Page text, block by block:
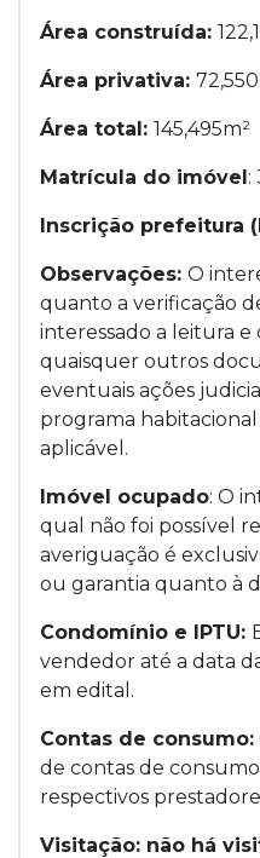
Área construída:
Área privativa:
Área total: 145,495m²
Matrícula do imóvel:
Inscrição prefeitura
Observações: O
quanto a verificação
interessado a leitura e
quaisquer outros
eventuais ações
programa
aplicável.
Imóvel ocupado: O
qual não foi possível
averiguação é
ou garantia quanto à
Condomínio e IPTU:
vendedor até a data
em edital.
Contas de consumo:
de contas de
respectivos
Visitação: não há